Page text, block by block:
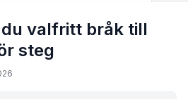
valfritt bråk till
steg